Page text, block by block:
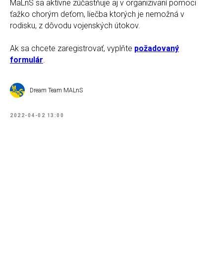
MaLnS sa aktívne zúčastňuje aj v organizivaní pomoci
ťažko chorým deťom, liečba ktorých je nemožná v
rodisku, z dôvodu vojenských útokov.
Ak sa chcete zaregistrovať, vyplňte požadovaný
formulár.
Dream Team MALnS
2022-04-02 13:00